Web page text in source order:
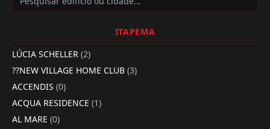
ITAPEMA
LÚCIA SCHELLER (2)
??NEW VILLAGE HOME CLUB (3)
ACCENDIS (0)
ACQUA RESIDENCE (1)
AL MARE (0)